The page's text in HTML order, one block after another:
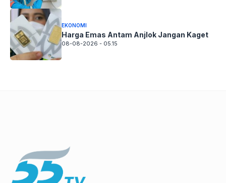
EKONOMI
Harga Emas Antam Anjlok Jangan Kaget
08-08-2026 - 05.15